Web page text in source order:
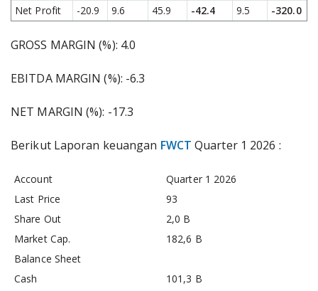
Net Profit
-20.9 9.6 45.9 -42.4 9.5 -320.0
GROSS MARGIN (%): 4.0
EBITDA MARGIN (%): -6.3
NET MARGIN (%): -17.3
Berikut Laporan keuangan FWCT Quarter 1 2026 :
Account
Quarter 1 2026
Last Price
93
Share Out
2,0 B
Market Cap.
182,6 B
Balance Sheet
Cash
101,3 B